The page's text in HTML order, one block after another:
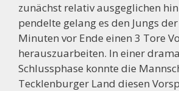
zunächst relativ ausgeglichen
pendelte gelang es den Jungs der
Minuten vor Ende einen 3 Tore
herauszuarbeiten. In einer
Schlussphase konnte die
Tecklenburger Land diesen